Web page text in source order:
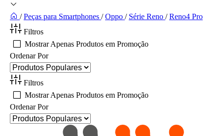
/ Peças para Smartphones / Oppo / Série Reno / Reno4 Pro
Filtros
Mostrar Apenas Produtos em Promoção
Ordenar Por
Filtros
Mostrar Apenas Produtos em Promoção
Ordenar Por